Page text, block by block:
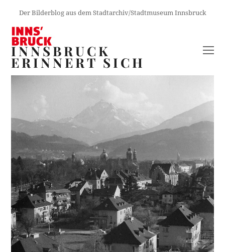
Der Bilderblog aus dem Stadtarchiv/Stadtmuseum Innsbruck
INNSBRUCK
ERINNERT SICH